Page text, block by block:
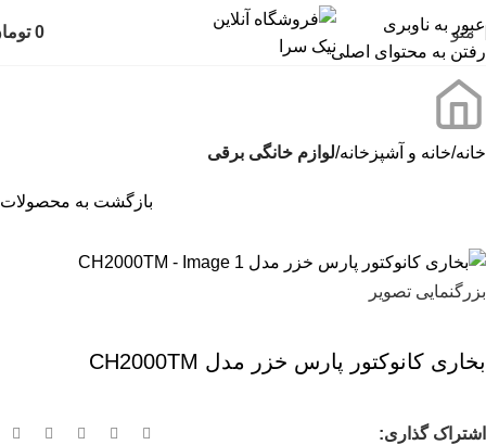
عبور به ناوبری
رفتن به محتوای اصلی
منو 0
خانه خانه و آشپزخانه لوازم خانگی برقی
بازگشت به محصولات
بزرگنمایی تصویر
بخاری کانوکتور پارس خزر مدل CH2000TM
اشتراک گذاری: